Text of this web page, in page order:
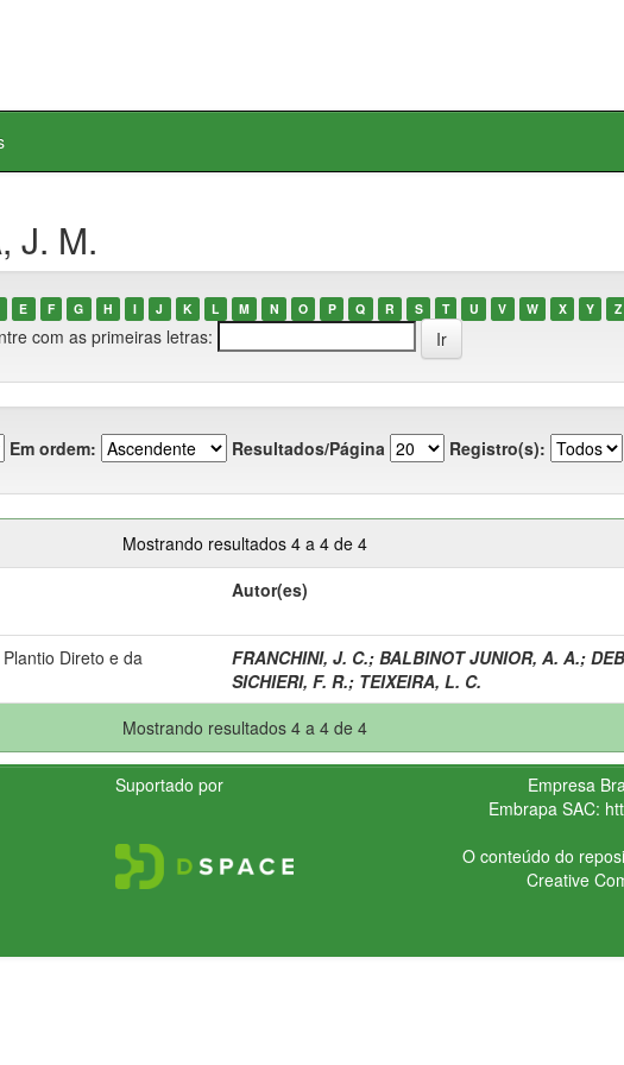
J. M.
E F G H I J K L M N O P Q R S T U V W X Y Z
com as primeiras letras:
Em ordem: Resultados/Página Registro(s):
Mostrando resultados 4 a 4 de 4
Autor(es)
Direto e da
FRANCHINI, J. C.; BALBINOT JUNIOR, A. A.;
SICHIERI, F. R.; TEIXEIRA, L. C.
Mostrando resultados 4 a 4 de 4
Suportado por
Empresa
Embrapa SAC:
O conteúdo do
Creative